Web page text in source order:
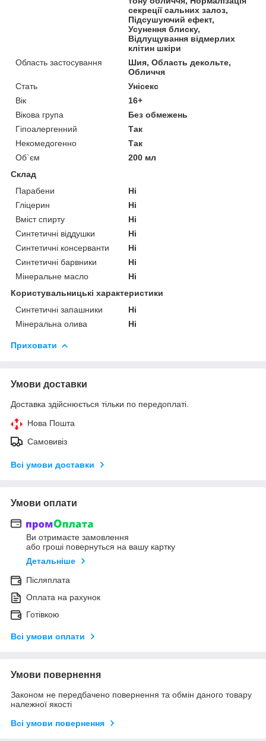
секреції сальних залоз,
Підсушуючий ефект,
Усунення блиску,
Відлущування відмерлих
клітин шкіри
Область застосування
Шия, Область декольте,
Обличчя
Стать
Унісекс
Вік
16+
Вікова група
Без обмежень
Гіпоалергенний
Так
Некомедогенно
Так
Об`єм
200 мл
Склад
Парабени
Ні
Гліцерин
Ні
Вміст спирту
Ні
Синтетичні віддушки
Ні
Синтетичні консерванти
Ні
Синтетичні барвники
Ні
Мінеральне масло
Ні
Користувальницькі характеристики
Синтетичні запашники
Ні
Мінеральна олива
Ні
Приховати
Умови доставки
Доставка здійснюється тільки по передоплаті.
Нова Пошта
Самовивіз
Всі умови доставки
Умови оплати
Ви отримаєте замовлення
або гроші повернуться на вашу картку
Детальніше
Післяплата
Оплата на рахунок
Готівкою
Всі умови оплати
Умови повернення
Законом не передбачено повернення та обмін даного товару
належної якості
Всі умови повернення